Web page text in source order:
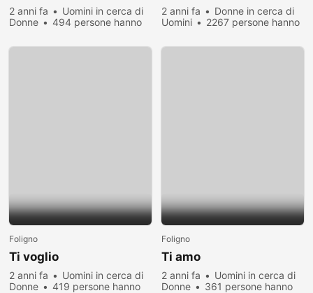
2 anni fa
Uomini in cerca di
Donne
494 persone hanno
2 anni fa
Donne in cerca di
Uomini
2267 persone hanno
Foligno
Ti voglio
2 anni fa
Uomini in cerca di
Donne
419 persone hanno
Foligno
Ti amo
2 anni fa
Uomini in cerca di
Donne
361 persone hanno